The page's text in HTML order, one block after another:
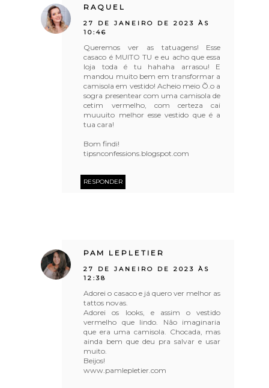
RAQUEL
27 DE JANEIRO DE 2023 ÀS
10:46
Queremos ver as tatuagens! Esse
casaco é MUITO TU e eu acho que essa
loja toda é tu hahaha arrasou! E
mandou muito bem em transformar a
camisola em vestido! Acheio meio Õ.o a
sogra presentear com uma camisola de
cetim vermelho, com certeza cai
muuuito melhor esse vestido que é a
tua cara!
Bom findi!
tipsnconfessions.blogspot.com
RESPONDER
PAM LEPLETIER
27 DE JANEIRO DE 2023 ÀS
12:38
Adorei o casaco e já quero ver melhor as
tattos novas.
Adorei os looks, e assim o vestido
vermelho que lindo. Não imaginaria
que era uma camisola. Chocada, mas
ainda bem que deu pra salvar e usar
muito.
Beijos!
www.pamlepletier.com